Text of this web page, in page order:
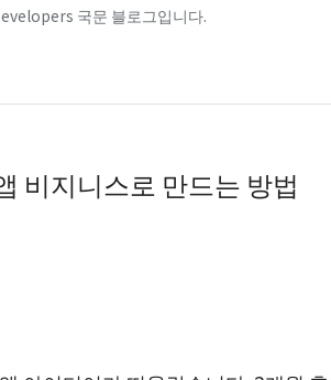
국문 블로그입니다.
비지니스로 만드는 방법